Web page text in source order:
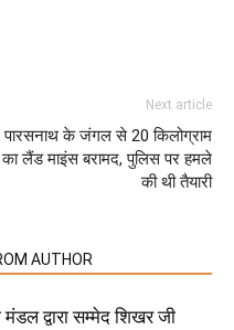
Next article
पारसनाथ के जंगल से 20 किलोग्राम
का लैंड माइंस बरामद, पुलिस पर हमले
की थी तैयारी
AUTHOR
द्वारा सम्मेद शिखर जी